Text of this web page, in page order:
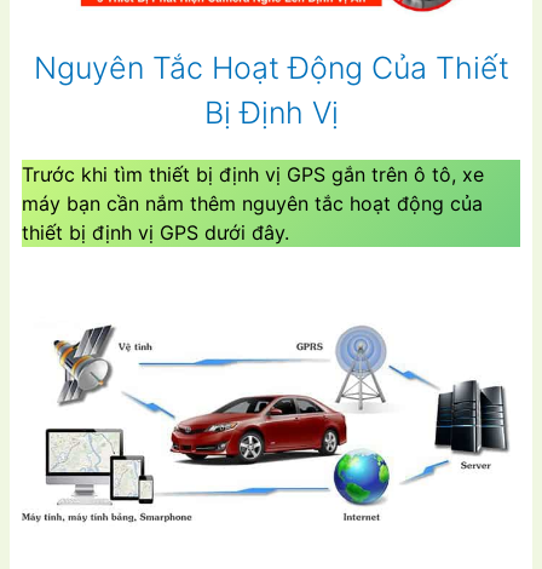
Nguyên Tắc Hoạt Động Của Thiết
Bị Định Vị
Trước khi tìm thiết bị định vị GPS gắn trên ô tô, xe
máy bạn cần nắm thêm nguyên tắc hoạt động của
thiết bị định vị GPS dưới đây.